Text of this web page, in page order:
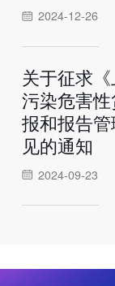
2024-12-26
关于征求《
污染危害
报和报告
见的通知
2024-09-23